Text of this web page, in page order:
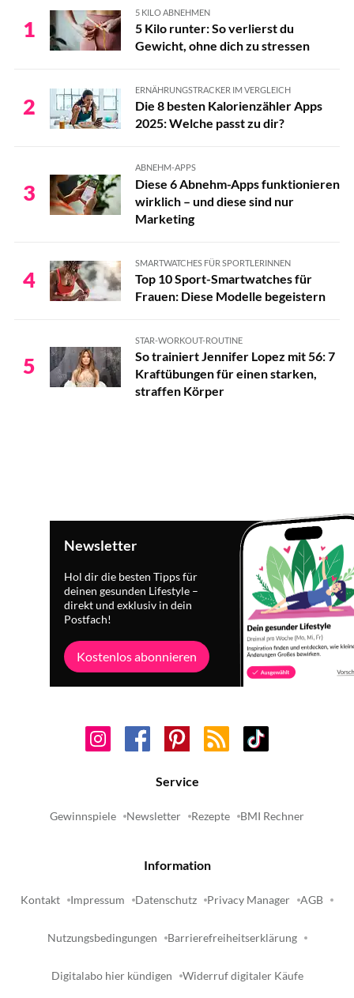
1
5 KILO ABNEHMEN
5 Kilo runter: So verlierst du
Gewicht, ohne dich zu stressen
2
ERNÄHRUNGSTRACKER IM VERGLEICH
Die 8 besten Kalorienzähler Apps
2025: Welche passt zu dir?
3
ABNEHM-APPS
Diese 6 Abnehm-Apps funktionieren
wirklich – und diese sind nur
Marketing
4
SMARTWATCHES FÜR SPORTLERINNEN
Top 10 Sport-Smartwatches für
Frauen: Diese Modelle begeistern
5
STAR-WORKOUT-ROUTINE
So trainiert Jennifer Lopez mit 56: 7
Kraftübungen für einen starken,
straffen Körper
Newsletter
Hol dir die besten Tipps für
deinen gesunden Lifestyle –
direkt und exklusiv in dein
Postfach!
Kostenlos abonnieren
Service
Gewinnspiele Newsletter Rezepte BMI Rechner
Information
Kontakt Impressum Datenschutz Privacy Manager AGB
Nutzungsbedingungen Barrierefreiheitserklärung
Digitalabo hier kündigen Widerruf digitaler Käufe